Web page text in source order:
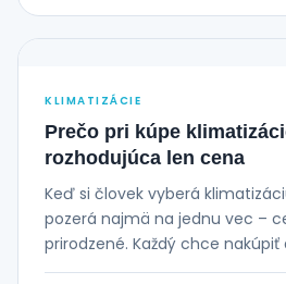
KLIMATIZÁCIE
Prečo pri kúpe
rozhodujúca len cena
Keď si človek vyberá
pozerá najmä na jednu vec –
prirodzené. Každý chce nakúpiť